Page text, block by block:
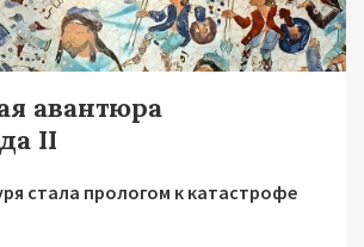
авантюра
II
стала прологом к катастрофе